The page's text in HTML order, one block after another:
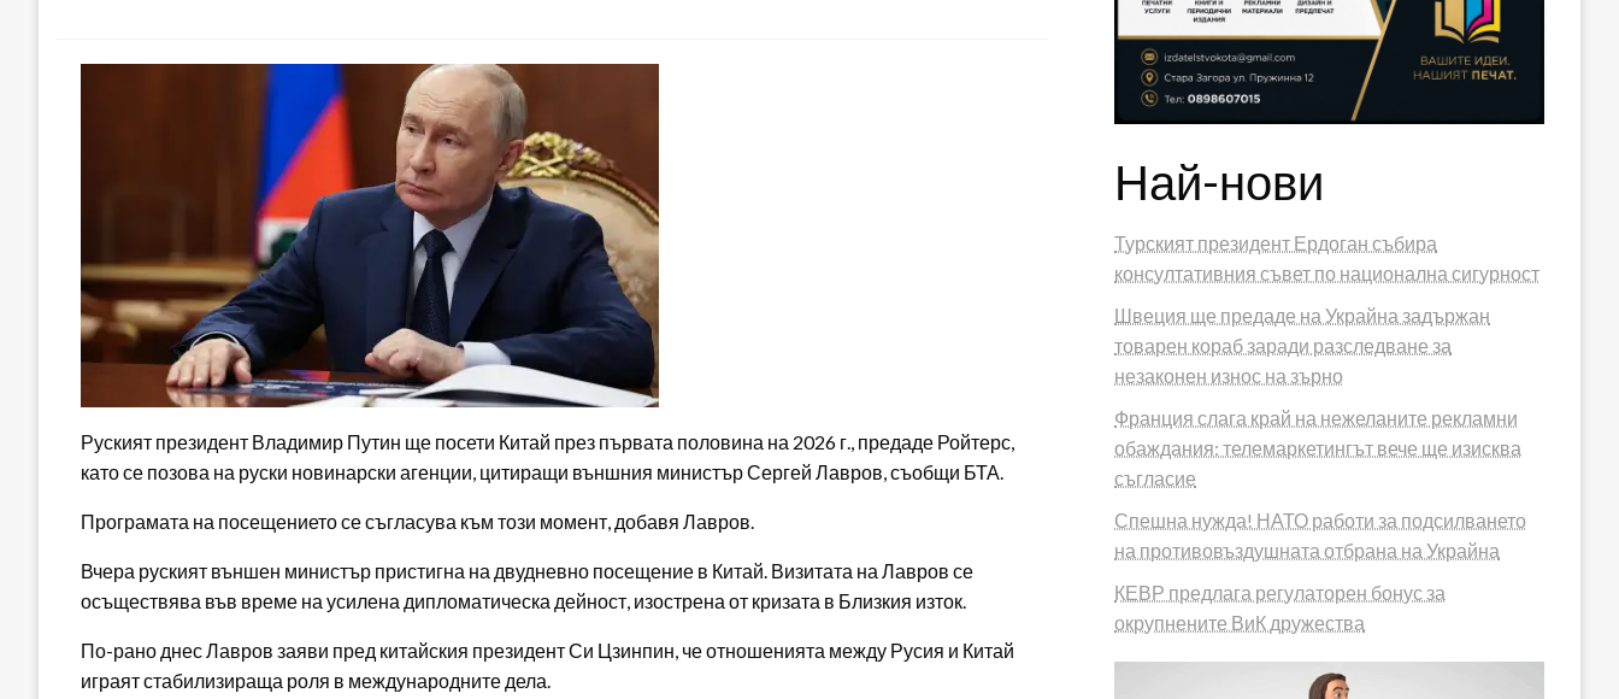
Руският президент Владимир Путин ще посети Китай през първата половина на 2026 г., предаде Ройтерс,
като се позова на руски новинарски агенции, цитиращи външния министър Сергей Лавров, съобщи БТА.
Програмата на посещението се съгласува към този момент, добавя Лавров.
Вчера руският външен министър пристигна на двудневно посещение в Китай. Визитата на Лавров се
осъществява във време на усилена дипломатическа дейност, изострена от кризата в Близкия изток.
По-рано днес Лавров заяви пред китайския президент Си Цзинпин, че отношенията между Русия и Китай
играят стабилизираща роля в международните дела.
Най-нови
Турският президент Ердоган събира
консултативния съвет по национална сигурност
Швеция ще предаде на Украйна задържан
товарен кораб заради разследване за
незаконен износ на зърно
Франция слага край на нежеланите рекламни
обаждания: телемаркетингът вече ще изисква
съгласие
Спешна нужда! НАТО работи за подсилването
на противовъздушната отбрана на Украйна
КЕВР предлага регулаторен бонус за
окрупнените ВиК дружества